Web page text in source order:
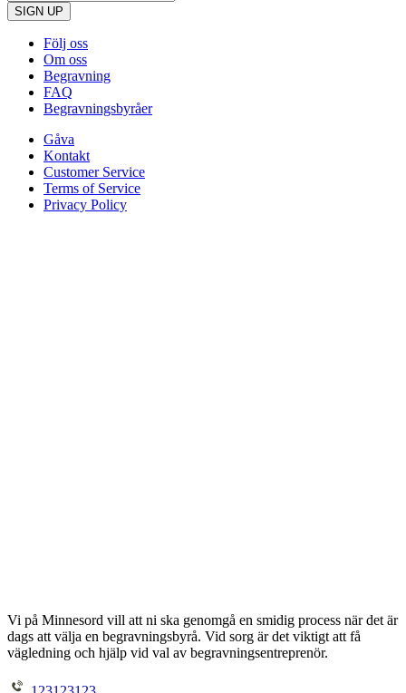
SIGN UP
Följ oss
Om oss
Begravning
FAQ
Begravningsbyråer
Gåva
Kontakt
Customer Service
Terms of Service
Privacy Policy
Vi på Minnesord vill att ni ska genomgå en smidig process när det är
dags att välja en begravningsbyrå. Vid sorg är det viktigt att få
vägledning och hjälp vid val av begravningsentreprenör.